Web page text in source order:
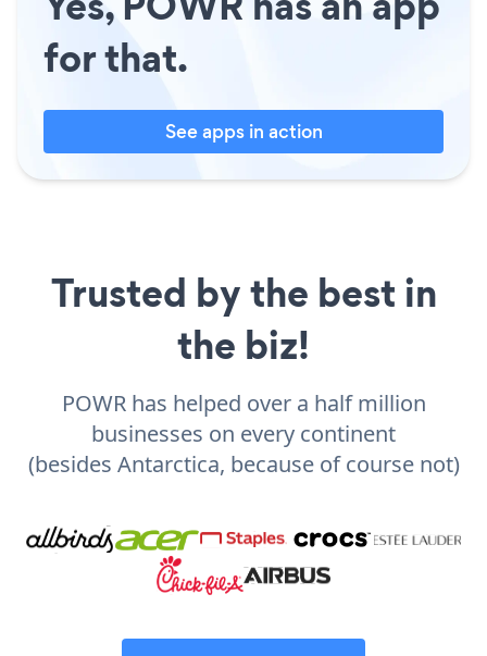
for that.
See apps in action
Trusted by the best in
the biz!
POWR has helped over a half million
businesses on every continent
(besides Antarctica, because of course not)